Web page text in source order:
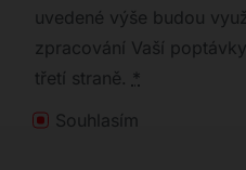
uvedené výše budou
zpracování Vaší
třetí straně. *
Souhlasím